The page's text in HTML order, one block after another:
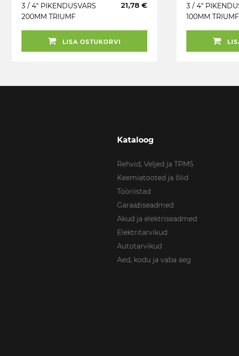
3 / 4" PIKENDUSVARS
200MM TRIUMF
21,78 €
LISA OSTUKORVI
3 / 4"
100MM TRIUMF
Kataloog
Rehvid, Veljed ja TPMS
Keemiatooted ja õlid
Tööriistad
Garaažiseadmed
Akud ja elektriseadmed
Elektritarvikud
Autotarvikud
Aed, kodu ja vaba aeg